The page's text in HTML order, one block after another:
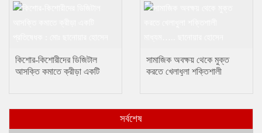
কিশোর-কিশোরীদের ডিজিটাল
আসক্তি কমাতে ক্রীড়া একটি
সামাজিক অবক্ষয় থেকে মুক্ত
করতে খেলাধুলা শক্তিশালী
সর্বশেষ